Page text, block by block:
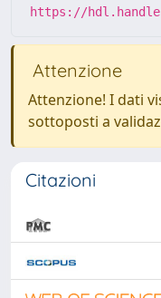
https://
Attenzione
Attenzione! I dati
sottoposti a
Citazioni